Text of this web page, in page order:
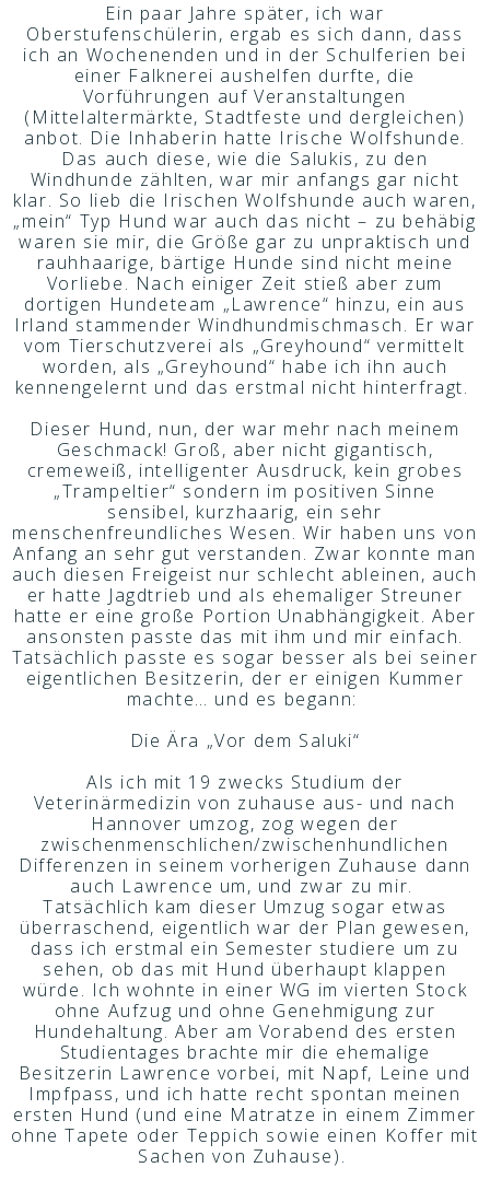
Ein paar Jahre später, ich war
Oberstufenschülerin, ergab es sich dann, dass
ich an Wochenenden und in der Schulferien bei
einer Falknerei aushelfen durfte, die
Vorführungen auf Veranstaltungen
(Mittelaltermärkte, Stadtfeste und dergleichen)
anbot. Die Inhaberin hatte Irische Wolfshunde.
Das auch diese, wie die Salukis, zu den
Windhunde zählten, war mir anfangs gar nicht
klar. So lieb die Irischen Wolfshunde auch waren,
„mein“ Typ Hund war auch das nicht – zu behäbig
waren sie mir, die Größe gar zu unpraktisch und
rauhhaarige, bärtige Hunde sind nicht meine
Vorliebe. Nach einiger Zeit stieß aber zum
dortigen Hundeteam „Lawrence“ hinzu, ein aus
Irland stammender Windhundmischmasch. Er war
vom Tierschutzverei als „Greyhound“ vermittelt
worden, als „Greyhound“ habe ich ihn auch
kennengelernt und das erstmal nicht hinterfragt.
Dieser Hund, nun, der war mehr nach meinem
Geschmack! Groß, aber nicht gigantisch,
cremeweiß, intelligenter Ausdruck, kein grobes
„Trampeltier“ sondern im positiven Sinne
sensibel, kurzhaarig, ein sehr
menschenfreundliches Wesen. Wir haben uns von
Anfang an sehr gut verstanden. Zwar konnte man
auch diesen Freigeist nur schlecht ableinen, auch
er hatte Jagdtrieb und als ehemaliger Streuner
hatte er eine große Portion Unabhängigkeit. Aber
ansonsten passte das mit ihm und mir einfach.
Tatsächlich passte es sogar besser als bei seiner
eigentlichen Besitzerin, der er einigen Kummer
machte… und es begann:
Die Ära „Vor dem Saluki“
Als ich mit 19 zwecks Studium der
Veterinärmedizin von zuhause aus- und nach
Hannover umzog, zog wegen der
zwischenmenschlichen/zwischenhundlichen
Differenzen in seinem vorherigen Zuhause dann
auch Lawrence um, und zwar zu mir.
Tatsächlich kam dieser Umzug sogar etwas
überraschend, eigentlich war der Plan gewesen,
dass ich erstmal ein Semester studiere um zu
sehen, ob das mit Hund überhaupt klappen
würde. Ich wohnte in einer WG im vierten Stock
ohne Aufzug und ohne Genehmigung zur
Hundehaltung. Aber am Vorabend des ersten
Studientages brachte mir die ehemalige
Besitzerin Lawrence vorbei, mit Napf, Leine und
Impfpass, und ich hatte recht spontan meinen
ersten Hund (und eine Matratze in einem Zimmer
ohne Tapete oder Teppich sowie einen Koffer mit
Sachen von Zuhause).